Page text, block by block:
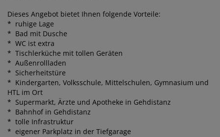
Dieses Angebot bietet Ihnen folgende Vorteile:
* ruhige Lage
* Bad mit Dusche
* WC ist extra
* Tischlerküche mit tollen Geräten
* Außenrollladen
* Sicherheitstüre
* Kindergarten, Volksschule, Mittelschulen, Gymnasium und
HTL im Ort
* Supermarkt, Ärzte und Apotheke in Gehdistanz
* Bahnhof in Gehdistanz
* tolle Infrastruktur
* eigener Parkplatz in der Tiefgarage